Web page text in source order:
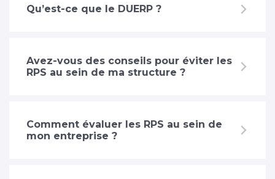
Qu’est-ce que le DUERP ?
Avez-vous des conseils pour éviter les
RPS au sein de ma structure ?
Comment évaluer les RPS au sein de
mon entreprise ?